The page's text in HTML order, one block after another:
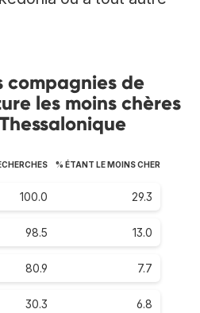
compagnies de
les moins chères
% ÉTANT LE MOINS CHER
100.0 29.3
98.5 13.0
80.9 7.7
30.3 6.8